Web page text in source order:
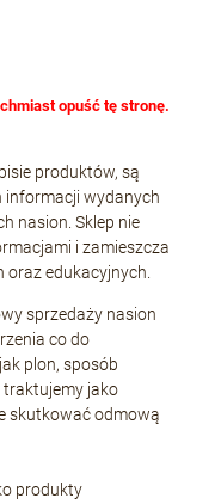
opuść tę stronę.
produktów, są
informacji wydanych
nasion. Sklep nie
i zamieszcza
oraz edukacyjnych.
sprzedaży nasion
co do
plon, sposób
traktujemy jako
skutkować odmową
produkty